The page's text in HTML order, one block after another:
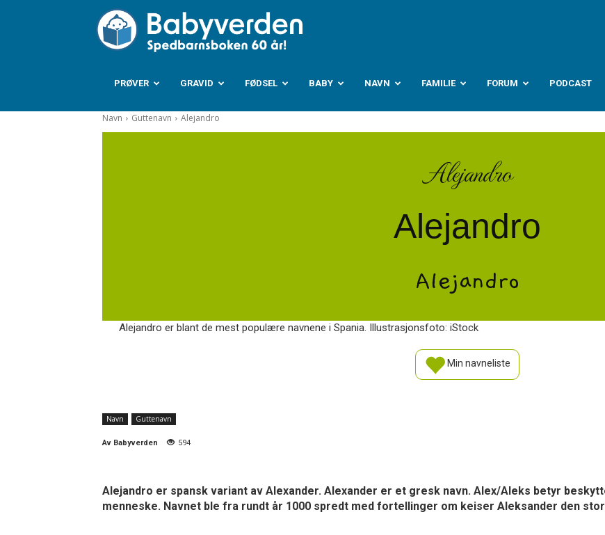
Babyverden.no
PRØVER GRAVID FØDSEL BABY NAVN FAMILIE FORUM PODCAST
Navn Guttenavn Alejandro
Alejandro
Alejandro
Alejandro
Alejandro er blant de mest populære navnene i Spania. Illustrasjonsfoto: iStock
Min navneliste
Navn Guttenavn
Av Babyverden 594
Alejandro er spansk variant av Alexander. Alexander er et gresk navn. Alex/Aleks betyr
menneske. Navnet ble fra rundt år 1000 spredt med fortellinger om keiser Aleksander den